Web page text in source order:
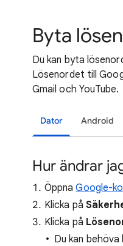
Byta
Du kan byta
Lösenordet till
Gmail och YouTube.
Dator Android
Hur ändrar
ÖppnaGoogle-
Klicka på
Klicka på
Du kan behöva